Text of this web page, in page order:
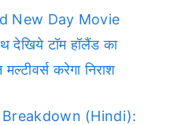
New Day Movie
देखिये टॉम हॉलैंड का
करेगा निराश
(Hindi):